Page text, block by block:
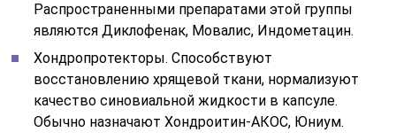
Распространенными препаратами этой группы
являются Диклофенак, Мовалис, Индометацин.
Хондропротекторы. Способствуют
восстановлению хрящевой ткани, нормализуют
качество синовиальной жидкости в капсуле.
Обычно назначают Хондроитин-АКОС, Юниум.